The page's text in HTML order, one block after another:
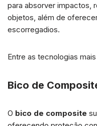
para absorver impactos,
objetos, além de
escorregadios.
Entre as tecnologias
Bico de
O bico de composite